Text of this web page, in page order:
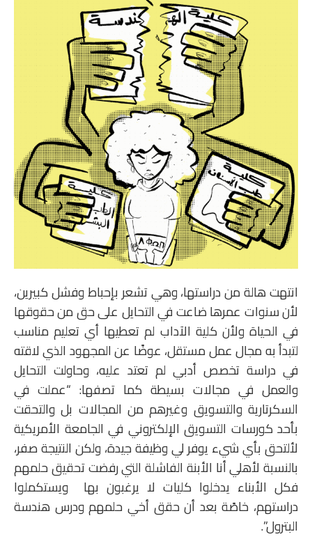
انتهت هالة من دراستها، وهي تشعر بإحباط وفشل كبيرين،
لأن سنوات عمرها ضاعت في التحايل على حق من حقوقها
في الحياة ولأن كلية الآداب لم تعطيها أي تعليم مناسب
لتبدأ به مجال عمل مستقل، عوضًا عن المجهود الذي لاقته
في دراسة تخصص أدبي لم تعتد عليه، وحاولت التحايل
والعمل في مجالات بسيطة كما تصفها: “عملت في
السكرتارية والتسويق وغيرهم من المجالات بل والتحقت
بأحد كورسات التسويق الإلكتروني في الجامعة الأمريكية
لألتحق بأي شيء يوفر لي وظيفة جيدة، ولكن النتيجة صفر،
بالنسبة لأهلي أنا الأبنة الفاشلة التي رفضت تحقيق حلمهم
فكل الأبناء يدخلوا كليات لا يرغبون بها ويستكملوا
دراستهم، خاصًة بعد أن حقق أخي حلمهم ودرس هندسة
البترول”.